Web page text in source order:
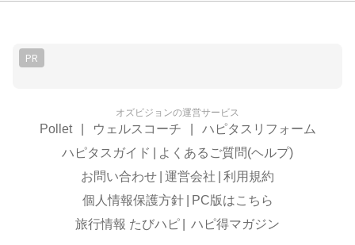
PR
オズビジョンの運営サービス
Pollet ウェルスコーチ
ハピタスリフォーム
ハピタスガイド
よくあるご質問(ヘルプ)
お問い合わせ 運営会社
利用規約
個人情報保護方針
PC版はこちら
旅行情報 たびハピ
ハピ得マガジン